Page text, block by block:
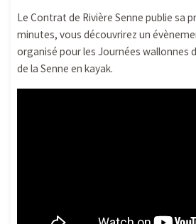
Le Contrat de Rivière Senne publie sa
minutes, vous découvrirez un
organisé pour les Journées wallonnes
de la Senne en kayak.